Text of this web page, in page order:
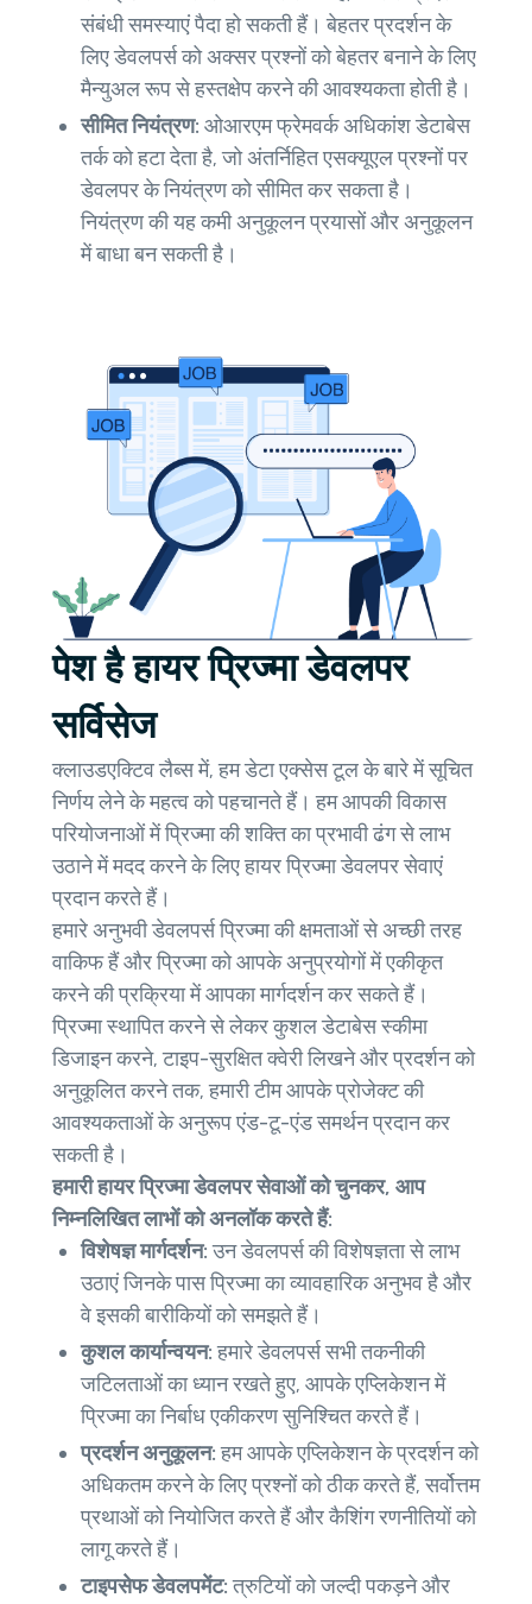
संबंधी समस्याएं पैदा हो सकती हैं। बेहतर प्रदर्शन के
लिए डेवलपर्स को अक्सर प्रश्नों को बेहतर बनाने के लिए
मैन्युअल रूप से हस्तक्षेप करने की आवश्यकता होती है।
सीमित नियंत्रण: ओआरएम फ्रेमवर्क अधिकांश डेटाबेस
तर्क को हटा देता है, जो अंतर्निहित एसक्यूएल प्रश्नों पर
डेवलपर के नियंत्रण को सीमित कर सकता है।
नियंत्रण की यह कमी अनुकूलन प्रयासों और अनुकूलन
में बाधा बन सकती है।
पेश है हायर प्रिज्मा डेवलपर
सर्विसेज
क्लाउडएक्टिव लैब्स में, हम डेटा एक्सेस टूल के बारे में सूचित
निर्णय लेने के महत्व को पहचानते हैं। हम आपकी विकास
परियोजनाओं में प्रिज्मा की शक्ति का प्रभावी ढंग से लाभ
उठाने में मदद करने के लिए हायर प्रिज्मा डेवलपर सेवाएं
प्रदान करते हैं।
हमारे अनुभवी डेवलपर्स प्रिज्मा की क्षमताओं से अच्छी तरह
वाकिफ हैं और प्रिज्मा को आपके अनुप्रयोगों में एकीकृत
करने की प्रक्रिया में आपका मार्गदर्शन कर सकते हैं।
प्रिज्मा स्थापित करने से लेकर कुशल डेटाबेस स्कीमा
डिजाइन करने, टाइप-सुरक्षित क्वेरी लिखने और प्रदर्शन को
अनुकूलित करने तक, हमारी टीम आपके प्रोजेक्ट की
आवश्यकताओं के अनुरूप एंड-टू-एंड समर्थन प्रदान कर
सकती है।
हमारी हायर प्रिज्मा डेवलपर सेवाओं को चुनकर, आप
निम्नलिखित लाभों को अनलॉक करते हैं:
विशेषज्ञ मार्गदर्शन:उन डेवलपर्स की विशेषज्ञता से लाभ
उठाएं जिनके पास प्रिज्मा का व्यावहारिक अनुभव है और
वे इसकी बारीकियों को समझते हैं।
कुशल कार्यान्वयन:हमारे डेवलपर्स सभी तकनीकी
जटिलताओं का ध्यान रखते हुए, आपके एप्लिकेशन में
प्रिज्मा का निर्बाध एकीकरण सुनिश्चित करते हैं।
प्रदर्शन अनुकूलन:हम आपके एप्लिकेशन के प्रदर्शन को
अधिकतम करने के लिए प्रश्नों को ठीक करते हैं, सर्वोत्तम
प्रथाओं को नियोजित करते हैं और कैशिंग रणनीतियों को
लागू करते हैं।
टाइपसेफ डेवलपमेंट:त्रुटियों को जल्दी पकड़ने और